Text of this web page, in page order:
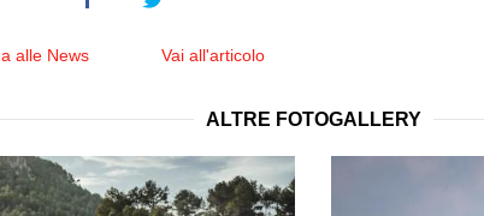
alle News Vai all'articolo
ALTRE FOTOGALLERY